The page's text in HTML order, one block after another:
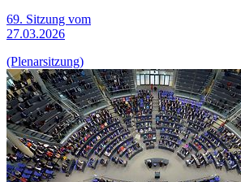
69. Sitzung vom
27.03.2026
(Plenarsitzung)